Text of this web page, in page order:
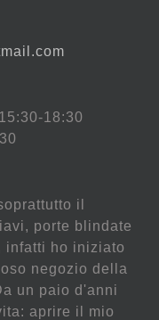
18:30
il
porte blindate
infatti ho iniziato
negozio della
un paio d'anni
aprire il mio